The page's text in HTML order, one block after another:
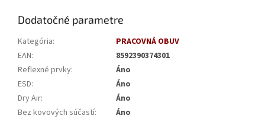
Dodatočné parametre
Kategória:
PRACOVNÁ OBUV
EAN:
8592390374301
Reflexné prvky:
Áno
ESD:
Áno
Dry Air:
Áno
Bez kovových súčastí:
Áno